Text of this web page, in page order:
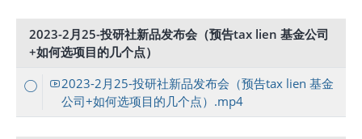
2023-2月25-投研社新品发布会（预告tax lien 基金公司
+如何选项目的几个点）
2023-2月25-投研社新品发布会（预告tax lien 基金
公司+如何选项目的几个点）.mp4